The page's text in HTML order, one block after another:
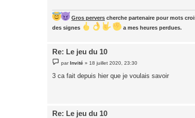
Gros pervers cherche partenaire pour mots
des signes
a mes heures perdues.
Re: Le jeu du 10
e
s
parInvité » 18 juillet 2020, 23:30
3 ca fait depuis hier que je voulais savoir
Re: Le jeu du 10